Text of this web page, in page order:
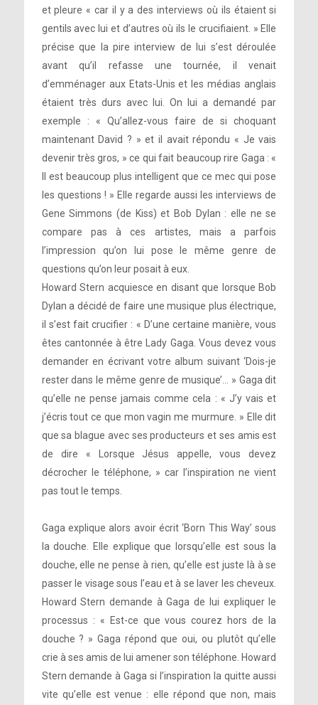
et pleure « car il y a des interviews où ils étaient si
gentils avec lui et d’autres où ils le crucifiaient. » Elle
précise que la pire interview de lui s’est déroulée
avant qu’il refasse une tournée, il venait
d’emménager aux Etats-Unis et les médias anglais
étaient très durs avec lui. On lui a demandé par
exemple : « Qu’allez-vous faire de si choquant
maintenant David ? » et il avait répondu « Je vais
devenir très gros, » ce qui fait beaucoup rire Gaga : «
Il est beaucoup plus intelligent que ce mec qui pose
les questions ! » Elle regarde aussi les interviews de
Gene Simmons (de Kiss) et Bob Dylan : elle ne se
compare pas à ces artistes, mais a parfois
l’impression qu’on lui pose le même genre de
questions qu’on leur posait à eux.
Howard Stern acquiesce en disant que lorsque Bob
Dylan a décidé de faire une musique plus électrique,
il s’est fait crucifier : « D’une certaine manière, vous
êtes cantonnée à être Lady Gaga. Vous devez vous
demander en écrivant votre album suivant ‘Dois-je
rester dans le même genre de musique’… » Gaga dit
qu’elle ne pense jamais comme cela : « J’y vais et
j’écris tout ce que mon vagin me murmure. » Elle dit
que sa blague avec ses producteurs et ses amis est
de dire « Lorsque Jésus appelle, vous devez
décrocher le téléphone, » car l’inspiration ne vient
pas tout le temps.
Gaga explique alors avoir écrit ‘Born This Way’ sous
la douche. Elle explique que lorsqu’elle est sous la
douche, elle ne pense à rien, qu’elle est juste là à se
passer le visage sous l’eau et à se laver les cheveux.
Howard Stern demande à Gaga de lui expliquer le
processus : « Est-ce que vous courez hors de la
douche ? » Gaga répond que oui, ou plutôt qu’elle
crie à ses amis de lui amener son téléphone. Howard
Stern demande à Gaga si l’inspiration la quitte aussi
vite qu’elle est venue : elle répond que non, mais